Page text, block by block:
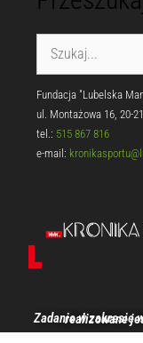
Fundacja "Lubelska
ul. Montażowa 16, 20-
tel.: 515 867 816
e-mail:
Zadanie w zakresie wspierania